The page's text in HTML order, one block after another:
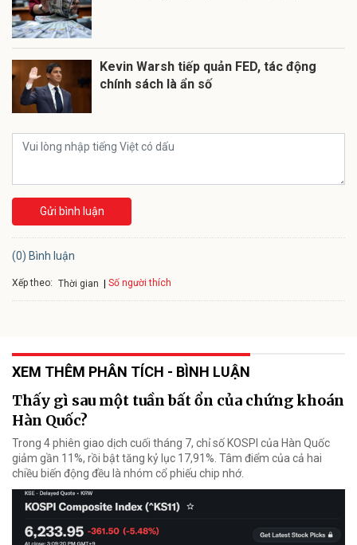
Kevin Warsh tiếp quản FED, tác động
chính sách là ẩn số
Gửi bình luận
(0) Bình luận
Xếp theo: Thời gian Số người thích
XEM THÊM PHÂN TÍCH - BÌNH LUẬN
Thấy gì sau một tuần bất ổn của chứng khoán
Hàn Quốc?
Trong 4 phiên giao dịch cuối tháng 7, chỉ số KOSPI của Hàn Quốc
giảm gần 11%, rồi bật tăng kỷ lục 17,91%. Tâm điểm của cả hai
chiều biến động đều là nhóm cổ phiếu chip nhớ.